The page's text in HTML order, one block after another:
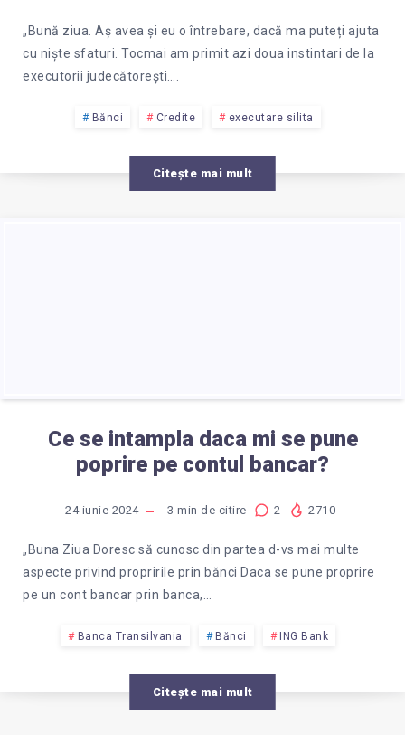
„Bună ziua. Aș avea și eu o întrebare, dacă ma puteți ajuta
cu niște sfaturi. Tocmai am primit azi doua instintari de la
executorii judecătorești….
Bănci Credite executare silita
Citește mai mult
Ce se intampla daca mi se pune
poprire pe contul bancar?
24 iunie 2024 3 min de citire 2 2710
„Buna Ziua Doresc să cunosc din partea d-vs mai multe
aspecte privind propririle prin bănci Daca se pune proprire
pe un cont bancar prin banca,…
Banca Transilvania Bănci ING Bank
Citește mai mult